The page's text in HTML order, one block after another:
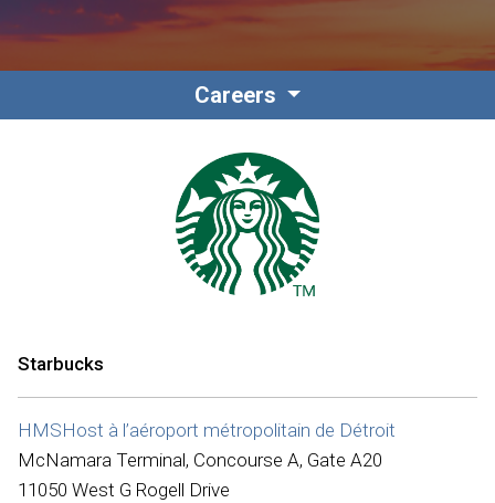
Amérique du Nord
Internationale
Careers
Starbucks
HMSHost à l’aéroport métropolitain de Détroit
McNamara Terminal, Concourse A, Gate A20
11050 West G Rogell Drive